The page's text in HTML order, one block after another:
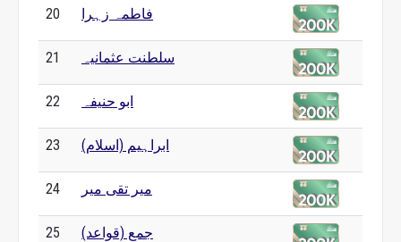
20 فاطمہ زہرا
21 سلطنت عثمانیہ
22 ابو حنیفہ
23 ابراہیم (اسلام)
24 مير تقی میر
25 جمع (قواعد)